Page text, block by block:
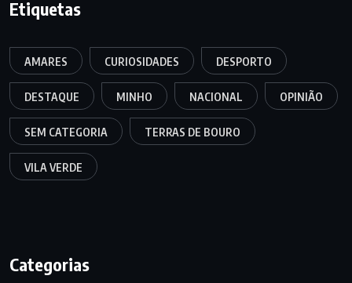
Etiquetas
AMARES CURIOSIDADES DESPORTO
DESTAQUE MINHO NACIONAL OPINIÃO
SEM CATEGORIA TERRAS DE BOURO
VILA VERDE
Categorias